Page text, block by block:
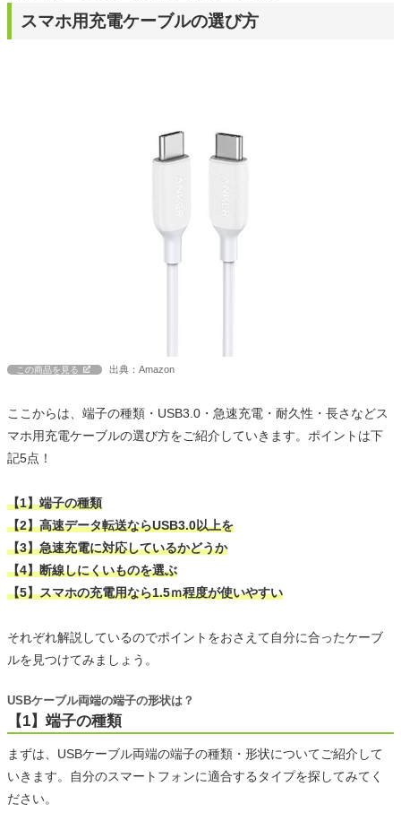
スマホ用充電ケーブルの選び方
この商品を見る 出典：Amazon
ここからは、端子の種類・USB3.0・急速充電・耐久性・長さなどス
マホ用充電ケーブルの選び方をご紹介していきます。ポイントは下
記5点！
【1】端子の種類
【2】高速データ転送ならUSB3.0以上を
【3】急速充電に対応しているかどうか
【4】断線しにくいものを選ぶ
【5】スマホの充電用なら1.5ｍ程度が使いやすい
それぞれ解説しているのでポイントをおさえて自分に合ったケーブ
ルを見つけてみましょう。
【1】端子の種類
USBケーブル両端の端子の形状は？
まずは、USBケーブル両端の端子の種類・形状についてご紹介して
いきます。自分のスマートフォンに適合するタイプを探してみてく
ださい。